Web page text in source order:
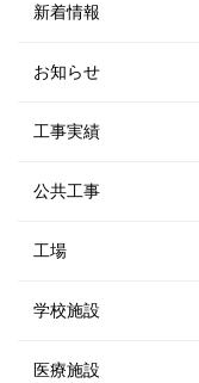
新着情報
お知らせ
工事実績
公共工事
工場
学校施設
医療施設